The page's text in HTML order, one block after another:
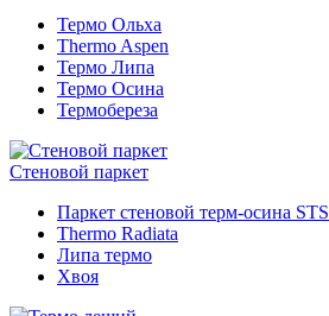
Термо Ольха
Thermo Aspen
Термо Липа
Термо Осина
Термобереза
Стеновой паркет
Паркет стеновой терм-осина STS
Thermo Radiata
Липа термо
Хвоя